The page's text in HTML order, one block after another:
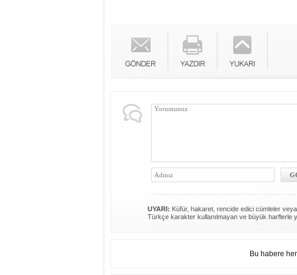
UYARI: Küfür, hakaret, rencide edici cümleler veya
Türkçe karakter kullanılmayan ve büyük harflerle
Bu habere